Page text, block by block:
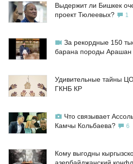
Выдержит ли Бишкек
проект Тюлеевых?
1
За рекордные 150
барана породы Арашан
Удивительные тайны
ГКНБ КР
Что связывает
Камчы Кольбаева?
6
Кому выгодны